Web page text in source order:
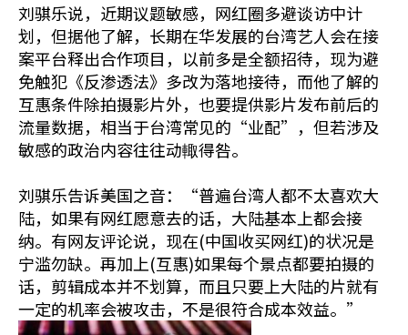
刘骐乐说，近期议题敏感，网红圈多避谈访中计
划，但据他了解，长期在华发展的台湾艺人会在接
案平台释出合作项目，以前多是全额招待，现为避
免触犯《反渗透法》多改为落地接待，而他了解的
互惠条件除拍摄影片外，也要提供影片发布前后的
流量数据，相当于台湾常见的“业配”，但若涉及
敏感的政治内容往往动輙得咎。
刘骐乐告诉美国之音：“普遍台湾人都不太喜欢大
陆，如果有网红愿意去的话，大陆基本上都会接
纳。有网友评论说，现在(中国收买网红)的状况是
宁滥勿缺。再加上(互惠)如果每个景点都要拍摄的
话，剪辑成本并不划算，而且只要上大陆的片就有
一定的机率会被攻击，不是很符合成本效益。”